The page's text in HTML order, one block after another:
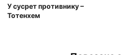
У сусрет противнику –
Тотенхем